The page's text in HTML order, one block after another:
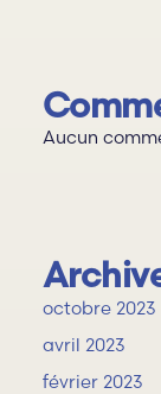
Aucun
octobre 2023
avril 2023
février 2023